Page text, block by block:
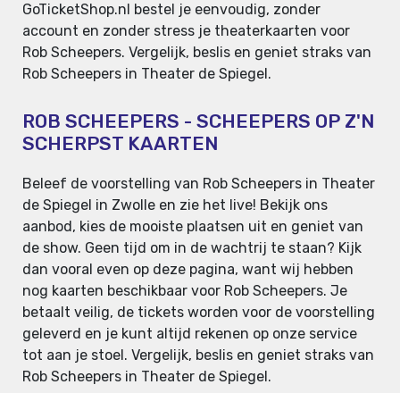
GoTicketShop.nl bestel je eenvoudig, zonder
account en zonder stress je theaterkaarten voor
Rob Scheepers. Vergelijk, beslis en geniet straks van
Rob Scheepers in Theater de Spiegel.
ROB SCHEEPERS - SCHEEPERS OP Z'N
SCHERPST KAARTEN
Beleef de voorstelling van Rob Scheepers in Theater
de Spiegel in Zwolle en zie het live! Bekijk ons
aanbod, kies de mooiste plaatsen uit en geniet van
de show. Geen tijd om in de wachtrij te staan? Kijk
dan vooral even op deze pagina, want wij hebben
nog kaarten beschikbaar voor Rob Scheepers. Je
betaalt veilig, de tickets worden voor de voorstelling
geleverd en je kunt altijd rekenen op onze service
tot aan je stoel. Vergelijk, beslis en geniet straks van
Rob Scheepers in Theater de Spiegel.